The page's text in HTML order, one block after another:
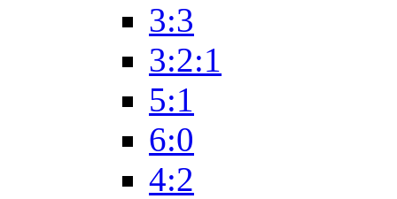
3:3
3:2:1
5:1
6:0
4:2